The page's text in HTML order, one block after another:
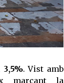
. Vist amb
marcant la